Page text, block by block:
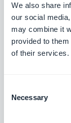
We also share
our social
may combine it
provided to
of their services.
Selection
Necessary